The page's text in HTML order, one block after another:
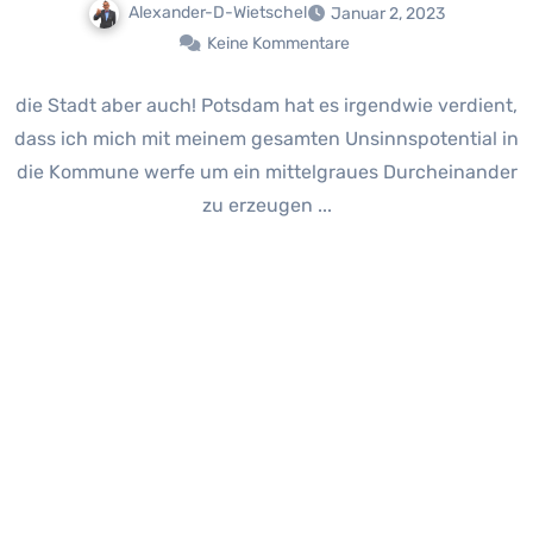
Alexander-D-Wietschel
Januar 2, 2023
Keine Kommentare
die Stadt aber auch! Potsdam hat es irgendwie verdient,
dass ich mich mit meinem gesamten Unsinnspotential in
die Kommune werfe um ein mittelgraues Durcheinander
zu erzeugen ...